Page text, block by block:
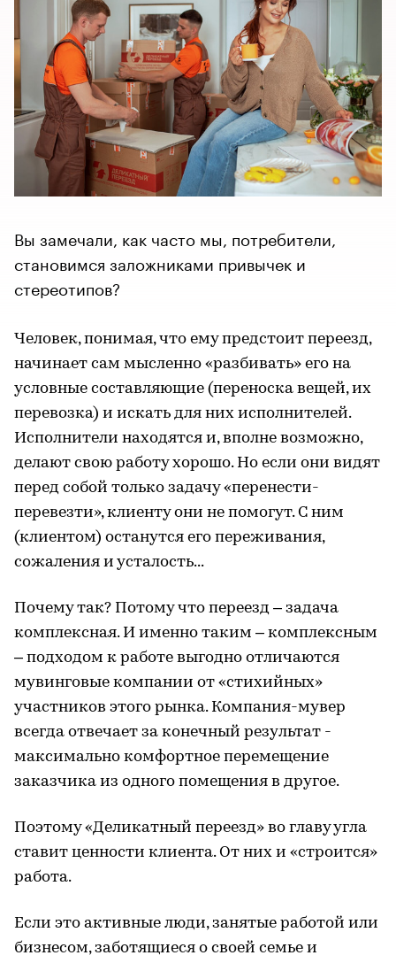
Вы замечали, как часто мы, потребители,
становимся заложниками привычек и
стереотипов?
Человек, понимая, что ему предстоит переезд,
начинает сам мысленно «разбивать» его на
условные составляющие (переноска вещей, их
перевозка) и искать для них исполнителей.
Исполнители находятся и, вполне возможно,
делают свою работу хорошо. Но если они видят
перед собой только задачу «перенести-
перевезти», клиенту они не помогут. С ним
(клиентом) останутся его переживания,
сожаления и усталость...
Почему так? Потому что переезд – задача
комплексная. И именно таким – комплексным
– подходом к работе выгодно отличаются
мувинговые компании от «стихийных»
участников этого рынка. Компания-мувер
всегда отвечает за конечный результат -
максимально комфортное перемещение
заказчика из одного помещения в другое.
Поэтому «Деликатный переезд» во главу угла
ставит ценности клиента. От них и «строится»
работа.
Если это активные люди, занятые работой или
бизнесом, заботящиеся о своей семье и